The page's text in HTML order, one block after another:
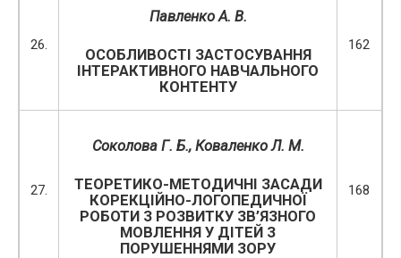
26.
Павленко А. В.
ОСОБЛИВОСТІ ЗАСТОСУВАННЯ
ІНТЕРАКТИВНОГО НАВЧАЛЬНОГО
КОНТЕНТУ
162
27.
Соколова Г. Б., Коваленко Л. М.
ТЕОРЕТИКО-МЕТОДИЧНІ ЗАСАДИ
КОРЕКЦІЙНО-ЛОГОПЕДИЧНОЇ
РОБОТИ З РОЗВИТКУ ЗВ’ЯЗНОГО
МОВЛЕННЯ У ДІТЕЙ З
ПОРУШЕННЯМИ ЗОРУ
168